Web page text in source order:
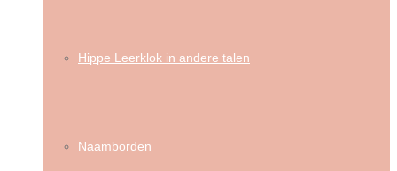
Hippe Leerklok in andere talen
Naamborden